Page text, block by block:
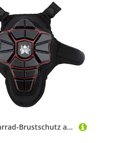
Kalttoy Fahrrad-Brustschutz aus Silikon-Gel, Schutz vor Kollisionen